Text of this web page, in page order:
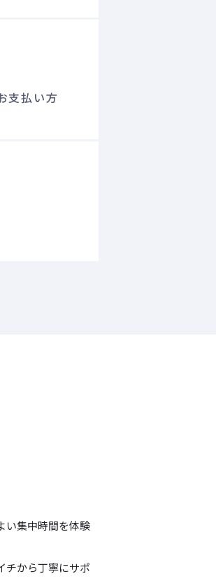
支払い方
い集中時間を体験
チから丁寧にサポ